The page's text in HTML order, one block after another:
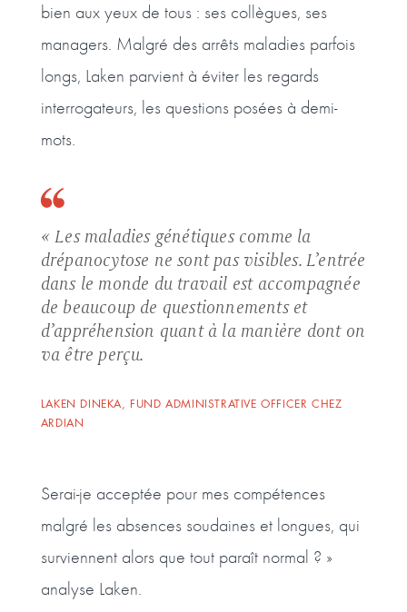
bien aux yeux de tous : ses collègues, ses
managers. Malgré des arrêts maladies parfois
longs, Laken parvient à éviter les regards
interrogateurs, les questions posées à demi-
mots.
« Les maladies génétiques comme la
drépanocytose ne sont pas visibles. L’entrée
dans le monde du travail est accompagnée
de beaucoup de questionnements et
d’appréhension quant à la manière dont on
va être perçu.
LAKEN DINEKA, FUND ADMINISTRATIVE OFFICER CHEZ
ARDIAN
Serai-je acceptée pour mes compétences
malgré les absences soudaines et longues, qui
surviennent alors que tout paraît normal ? »
analyse Laken.